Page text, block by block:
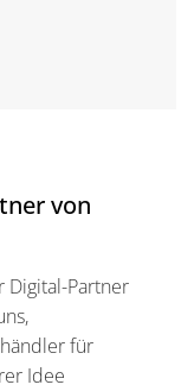
von
Digital-Partner
für
Idee